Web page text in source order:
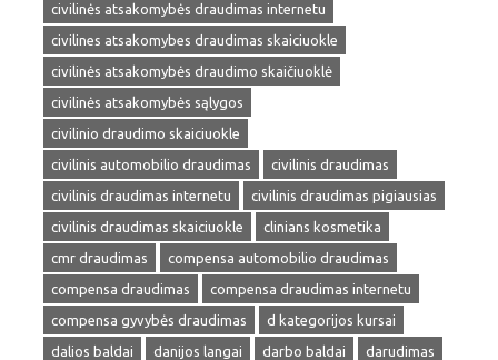
civilinės atsakomybės draudimas internetu
civilines atsakomybes draudimas skaiciuokle
civilinės atsakomybės draudimo skaičiuoklė
civilinės atsakomybės sąlygos
civilinio draudimo skaiciuokle
civilinis automobilio draudimas
civilinis draudimas
civilinis draudimas internetu
civilinis draudimas pigiausias
civilinis draudimas skaiciuokle
clinians kosmetika
cmr draudimas
compensa automobilio draudimas
compensa draudimas
compensa draudimas internetu
compensa gyvybės draudimas
d kategorijos kursai
dalios baldai
danijos langai darbo baldai
darudimas